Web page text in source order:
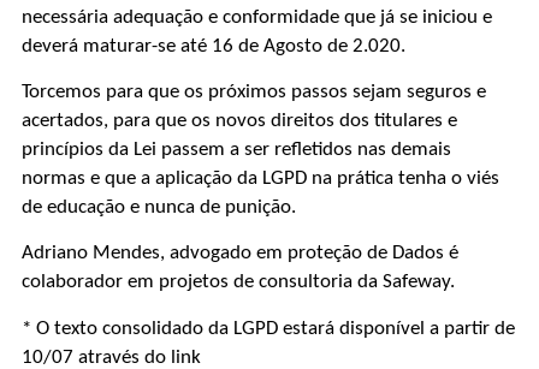
necessária adequação e conformidade que já se iniciou e
deverá maturar-se até 16 de Agosto de 2.020.
Torcemos para que os próximos passos sejam seguros e
acertados, para que os novos direitos dos titulares e
princípios da Lei passem a ser refletidos nas demais
normas e que a aplicação da LGPD na prática tenha o viés
de educação e nunca de punição.
Adriano Mendes, advogado em proteção de Dados é
colaborador em projetos de consultoria da Safeway.
* O texto consolidado da LGPD estará disponível a partir de
10/07 através do link